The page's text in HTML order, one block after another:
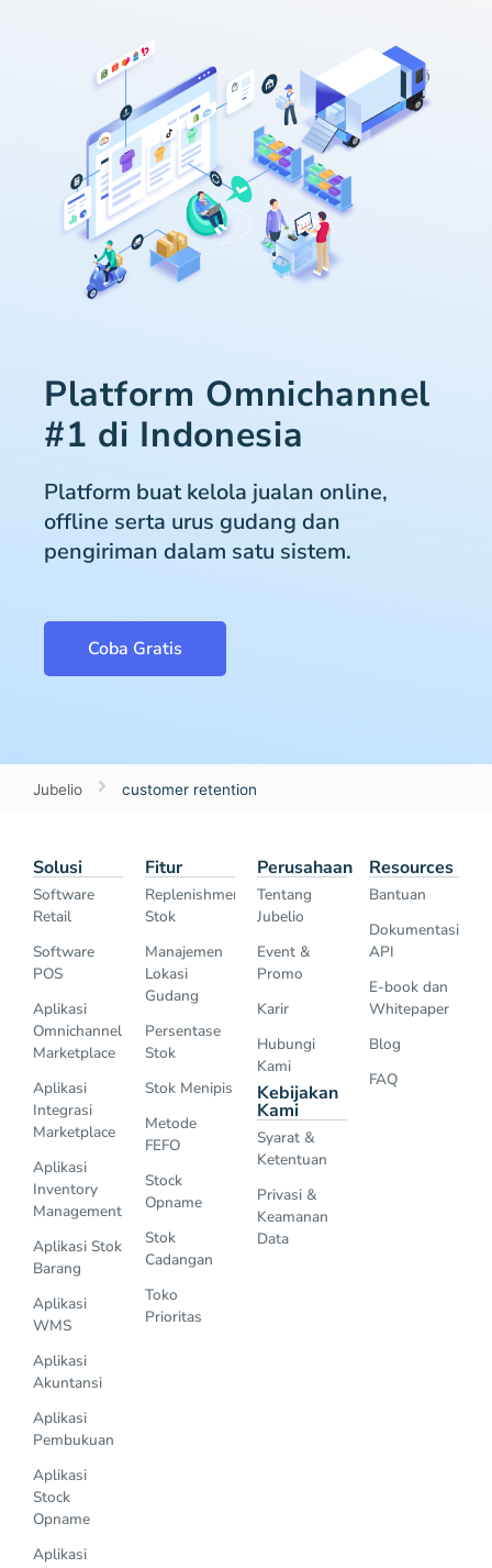
Platform Omnichannel
#1 di Indonesia
Platform buat kelola jualan online,
offline serta urus gudang dan
pengiriman dalam satu sistem.
Coba Gratis
Jubelio customer retention
Solusi
Software
Retail
Software
POS
Aplikasi
Omnichannel
Marketplace
Aplikasi
Integrasi
Marketplace
Aplikasi
Inventory
Management
Aplikasi Stok
Barang
Aplikasi
WMS
Aplikasi
Akuntansi
Aplikasi
Pembukuan
Aplikasi
Stock
Opname
Aplikasi
Fitur
Replenishment
Stok
Manajemen
Lokasi
Gudang
Persentase
Stok
Stok Menipis
Metode
FEFO
Stock
Opname
Stok
Cadangan
Toko
Prioritas
Perusahaan
Tentang
Jubelio
Event &
Promo
Karir
Hubungi
Kami
Kebijakan
Kami
Syarat &
Ketentuan
Privasi &
Keamanan
Data
Resources
Bantuan
Dokumentasi
API
E-book dan
Whitepaper
Blog
FAQ